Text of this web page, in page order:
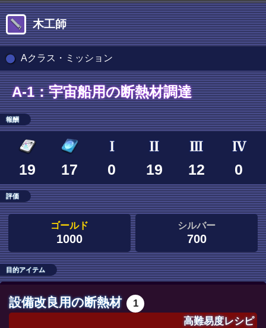
木工師
Aクラス・ミッション
A-1：宇宙船用の断熱材調達
報酬
19 17 0 19 12 0
評価
ゴールド
1000
シルバー
700
目的アイテム
設備改良用の断熱材
1
高難易度レシピ